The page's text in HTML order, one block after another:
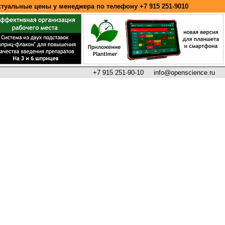
цены у менеджера по телефону +7 915 251-9010
info@openscience.ru
+7 915 251-90-10